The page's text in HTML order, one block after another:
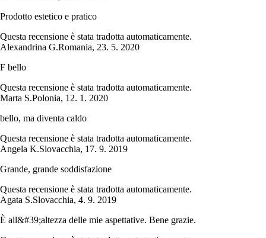
Prodotto estetico e pratico
Questa recensione è stata tradotta automaticamente.
Alexandrina G.Romania, 23. 5. 2020
F bello
Questa recensione è stata tradotta automaticamente.
Marta S.Polonia, 12. 1. 2020
bello, ma diventa caldo
Questa recensione è stata tradotta automaticamente.
Angela K.Slovacchia, 17. 9. 2019
Grande, grande soddisfazione
Questa recensione è stata tradotta automaticamente.
Agata S.Slovacchia, 4. 9. 2019
È all&#39;altezza delle mie aspettative. Bene grazie.